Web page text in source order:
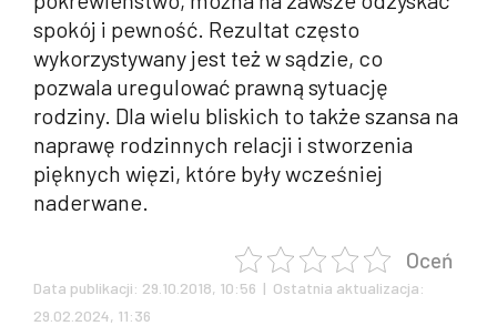
spokój i pewność. Rezultat często
wykorzystywany jest też w sądzie, co
pozwala uregulować prawną sytuację
rodziny. Dla wielu bliskich to także szansa na
naprawę rodzinnych relacji i stworzenia
pięknych więzi, które były wcześniej
naderwane.
Oceń
Data publikacji: 29.10.2018, 10:56 | Ostatnia aktualizacja:
29.02.2024, 11:36